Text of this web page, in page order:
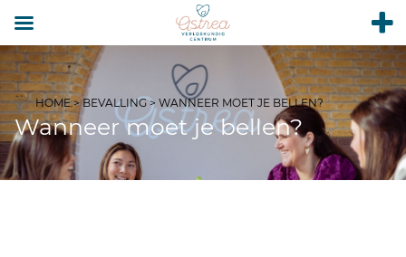
HOME>BEVALLING> WANNEER MOET JE BELLEN?
Wanneer moet je bellen?